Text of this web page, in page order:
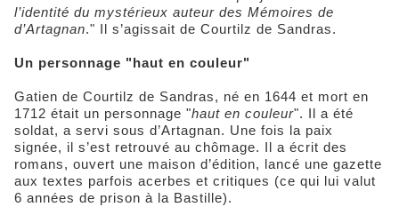
l’identité du mystérieux auteur des Mémoires de
d’Artagnan." Il s’agissait de Courtilz de Sandras.
Un personnage "haut en couleur"
Gatien de Courtilz de Sandras, né en 1644 et mort en
1712 était un personnage "haut en couleur". Il a été
soldat, a servi sous d’Artagnan. Une fois la paix
signée, il s’est retrouvé au chômage. Il a écrit des
romans, ouvert une maison d’édition, lancé une gazette
aux textes parfois acerbes et critiques (ce qui lui valut
6 années de prison à la Bastille).